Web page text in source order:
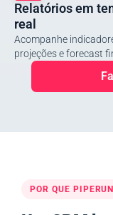
Relatórios em
real
Acompanhe
projeções e forecast
POR QUE PIPERUN